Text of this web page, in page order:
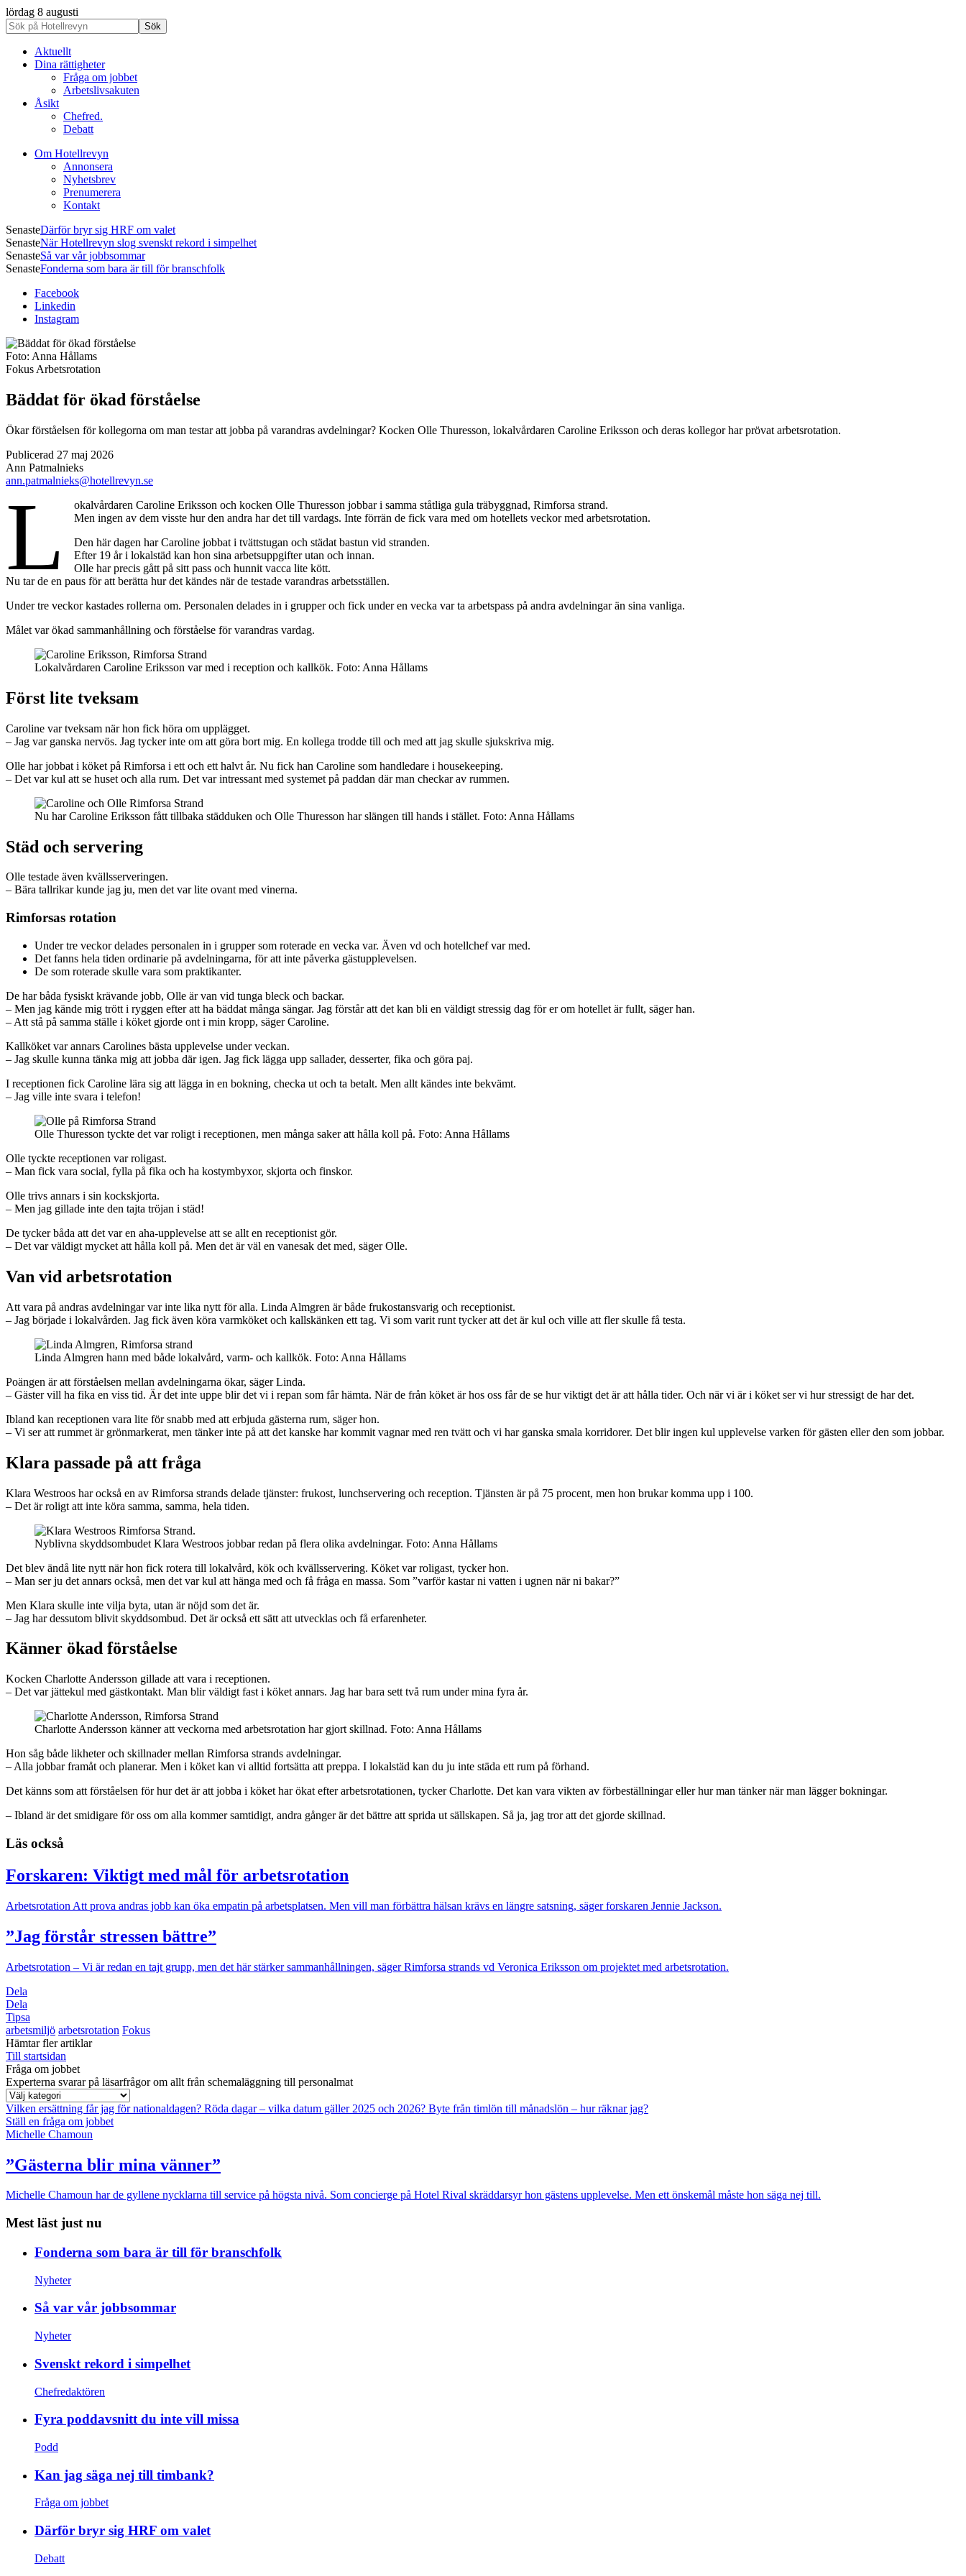
lördag 8 augusti
Aktuellt
Dina rättigheter
Fråga om jobbet
Arbetslivsakuten
Åsikt
Chefred.
Debatt
Om Hotellrevyn
Annonsera
Nyhetsbrev
Prenumerera
Kontakt
SenasteDärför bryr sig HRF om valet
SenasteNär Hotellrevyn slog svenskt rekord i simpelhet
SenasteSå var vår jobbsommar
SenasteFonderna som bara är till för branschfolk
Facebook
Linkedin
Instagram
Foto: Anna Hållams
Fokus Arbetsrotation
Bäddat för ökad förståelse
Ökar förståelsen för kollegorna om man testar att jobba på varandras avdelningar? Kocken Olle Thuresson, lokalvårdaren Caroline Eriksson och deras kollegor har prövat arbetsrotation.
Publicerad 27 maj 2026
Ann Patmalnieks
ann.patmalnieks@hotellrevyn.se
L
okalvårdaren Caroline Eriksson och kocken Olle Thuresson jobbar i samma ståtliga gula ­träbyggnad, Rimforsa strand.
Men ingen av dem visste hur den andra har det till vardags. Inte förrän de fick vara med om hotellets veckor med arbetsrotation.
Den här dagen har Caroline jobbat ­i tvättstugan och städat bastun vid stranden.
Efter 19 år i lokalstäd kan hon sina arbetsuppgifter utan och innan.
Olle har precis gått på sitt pass och hunnit vacca lite kött.
Nu tar de en paus för att berätta hur det kändes när de testade varandras arbetsställen.
Under tre veckor kastades rollerna om. Personalen delades in i grupper och fick under en vecka var ta arbetspass på andra avdelningar än sina vanliga.
Målet var ökad sammanhållning och förståelse för varandras vardag.
Lokalvårdaren Caroline Eriksson var med i reception och kallkök. Foto: Anna Hållams
Först lite tveksam
Caroline var tveksam när hon fick höra om upplägget.
– Jag var ganska nervös. Jag tycker inte om att göra bort mig. En kollega trodde till och med att jag skulle sjukskriva mig.
Olle har jobbat i köket på Rimforsa i ett och ett halvt år. Nu fick han Caroline som handledare i housekeeping.
– Det var kul att se huset och alla rum. Det var intressant med systemet på paddan där man checkar av rummen.
Nu har Caroline Eriksson fått tillbaka städduken och Olle Thuresson har slängen till hands i stället. Foto: Anna Hållams
Städ och servering
Olle testade även kvällsserveringen.
– Bära tallrikar kunde jag ju, men det var lite ovant med vinerna.
Rimforsas rotation
Under tre veckor delades personalen in i grupper som roterade en vecka var. Även vd och hotellchef var med.
Det fanns hela tiden ordinarie på avdelningarna, för att inte påverka gästupplevelsen.
De som roterade skulle vara som praktikanter.
De har båda fysiskt krävande jobb, Olle är van vid tunga bleck och backar.
– Men jag kände mig trött i ryggen efter att ha bäddat många sängar. Jag förstår att det kan bli en väldigt stressig dag för er om hotellet är fullt, säger han.
– Att stå på samma ställe i köket gjorde ont i min kropp, säger Caroline.
Kallköket var annars Carolines bästa upplevelse under veckan.
– Jag skulle kunna tänka mig att jobba där igen. Jag fick lägga upp sallader, desserter, fika och göra paj.
I receptionen fick Caroline lära sig att lägga in en bokning, checka ut och ta betalt. Men allt kändes inte bekvämt.
– Jag ville inte svara i telefon!
Olle Thuresson tyckte det var roligt i receptionen, men många saker att hålla koll på. Foto: Anna Hållams
Olle tyckte receptionen var roligast.
– Man fick vara social, fylla på fika och ha kostymbyxor, skjorta och finskor.
Olle trivs annars i sin kockskjorta.
– Men jag gillade inte den tajta tröjan i städ!
De tycker båda att det var en aha-upplevelse att se allt en receptionist gör.
– Det var väldigt mycket att hålla koll på. Men det är väl en vanesak det med, säger Olle.
Van vid arbetsrotation
Att vara på andras avdelningar var inte lika nytt för alla. Linda Almgren är både frukostansvarig och receptionist.
– Jag började i lokalvården. Jag fick även köra varmköket och kallskänken ett tag. Vi som varit runt tycker att det är kul och ville att fler skulle få testa.
Linda Almgren hann med både lokalvård, varm- och kallkök. Foto: Anna Hållams
Poängen är att förståelsen mellan avdelningarna ökar, säger Linda.
– Gäster vill ha fika en viss tid. Är det inte uppe blir det vi i repan som får hämta. När de från köket är hos oss får de se hur viktigt det är att hålla tider. Och när vi är i köket ser vi hur stressigt de har det.
Ibland kan receptionen vara lite för snabb med att erbjuda gästerna rum, säger hon.
– Vi ser att rummet är grönmarkerat, men tänker inte på att det kanske har kommit vagnar med ren tvätt och vi har ganska smala korridorer. Det blir ingen kul upplevelse varken för gästen eller den som jobbar.
Klara passade på att fråga
Klara Westroos har också en av Rimforsa strands delade tjänster: frukost, lunchservering och reception. Tjänsten är på 75 procent, men hon brukar komma upp i 100.
– Det är roligt att inte köra samma, samma, hela tiden.
Nyblivna skyddsombudet Klara Westroos jobbar redan på flera olika avdelningar. Foto: Anna Hållams
Det blev ändå lite nytt när hon fick rotera till lokalvård, kök och kvällsservering. Köket var roligast, tycker hon.
– Man ser ju det annars också, men det var kul att hänga med och få fråga en massa. Som ”varför kastar ni vatten i ugnen när ni bakar?”
Men Klara skulle inte vilja byta, utan är nöjd som det är.
– Jag har dessutom blivit skydds­ombud. Det är också ett sätt att utvecklas och få erfarenheter.
Känner ökad förståelse
Kocken Charlotte Andersson gillade att vara i receptionen.
– Det var jättekul med gästkontakt. Man blir väldigt fast i köket annars. Jag har bara sett två rum under mina fyra år.
Charlotte Andersson känner att veckorna med arbetsrotation har gjort skillnad. Foto: Anna Hållams
Hon såg både likheter och skillnader mellan Rimforsa strands avdelningar.
– Alla jobbar framåt och planerar. Men i köket kan vi alltid fortsätta att preppa. I lokalstäd kan du ju inte städa ett rum på förhand.
Det känns som att förståelsen för hur det är att jobba i köket har ökat efter arbetsrotationen, tycker Charlotte. Det kan vara vikten av förbeställningar eller hur man tänker när man lägger bokningar.
– Ibland är det smidigare för oss om alla kommer samtidigt, andra gånger är det bättre att sprida ut sällskapen. Så ja, jag tror att det gjorde skillnad.
Läs också
Forskaren: Viktigt med mål för arbetsrotation
Arbetsrotation Att prova andras jobb kan öka empatin på arbetsplatsen. Men vill man förbättra hälsan krävs en längre satsning, säger forskaren Jennie Jackson.
”Jag förstår stressen bättre”
Arbetsrotation – Vi är redan en tajt grupp, men det här stärker sammanhållningen, säger Rimforsa strands vd Veronica Eriksson om projektet med arbetsrotation.
Dela
Dela
Tipsa
arbetsmiljö arbetsrotation Fokus
Hämtar fler artiklar
Till startsidan
Fråga om jobbet
Experterna svarar på läsarfrågor om allt från schemaläggning till personalmat
Vilken ersättning får jag för nationaldagen? Röda dagar – vilka datum gäller 2025 och 2026? Byte från timlön till månadslön – hur räknar jag?
Ställ en fråga om jobbet
Michelle Chamoun
”Gästerna blir mina vänner”
Michelle Chamoun har de gyllene nycklarna till service på högsta nivå. Som concierge på Hotel Rival skräddarsyr hon gästens upp­levelse. Men ett önskemål måste hon säga nej till.
Mest läst just nu
Fonderna som bara är till för branschfolk
Nyheter
Så var vår jobbsommar
Nyheter
Svenskt rekord i simpelhet
Chefredaktören
Fyra poddavsnitt du inte vill missa
Podd
Kan jag säga nej till timbank?
Fråga om jobbet
Därför bryr sig HRF om valet
Debatt